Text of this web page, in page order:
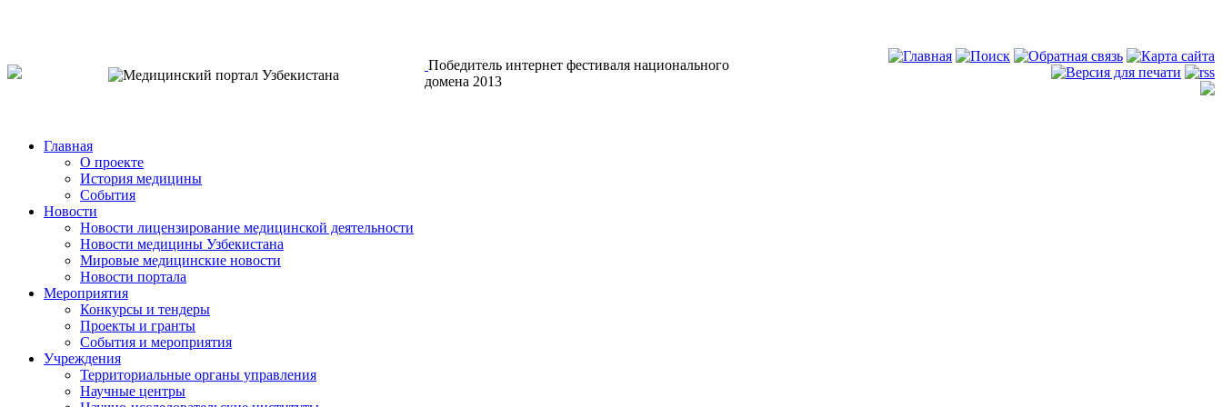
Победитель интернет фестиваля национального
домена 2013
Главная
О проекте
История медицины
События
Новости
Новости лицензирование медицинской деятельности
Новости медицины Узбекистана
Мировые медицинские новости
Новости портала
Мероприятия
Конкурсы и тендеры
Проекты и гранты
События и мероприятия
Учреждения
Территориальные органы управления
Научные центры